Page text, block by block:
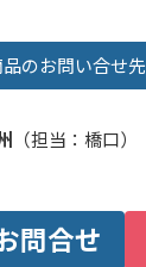
品のお問い合せ先
（担当：橋口）
問合せ